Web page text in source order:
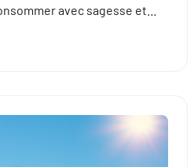
avec sagesse et…